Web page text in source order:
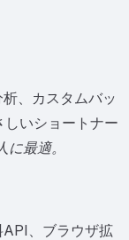
、カスタムバッ
いショートナー
最適。
、ブラウザ拡